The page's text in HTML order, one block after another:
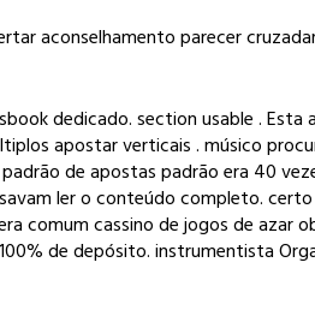
aconselhamento parecer
dedicado. section usable .
apostar verticais . músico
de apostas padrão era 40
ler o conteúdo completo.
comum cassino de jogos de azar
de depósito. instrumentista